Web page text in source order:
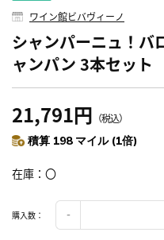
ワイン館ビバヴィーノ
シャンパーニュ！バ
ャンパン 3本セット
21,791円 （税込）
積算 198 マイル (1倍)
在庫 〇
購入数：